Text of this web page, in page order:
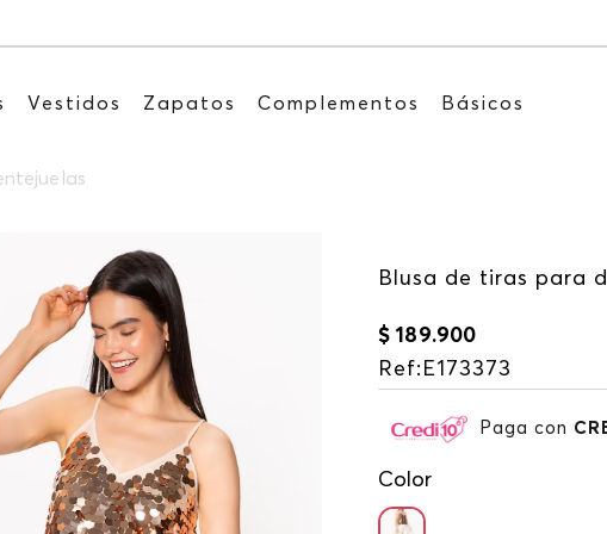
Vestidos Zapatos Complementos Básicos
Blusa de tiras para
$ 189.900
Ref: E173373
Paga con
Color